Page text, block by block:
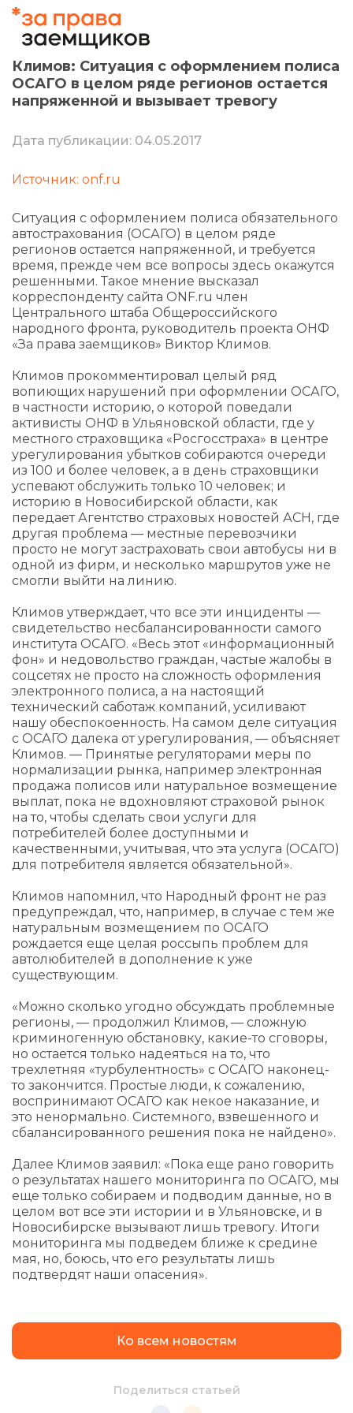
Климов: Ситуация с оформлением полиса
ОСАГО в целом ряде регионов остается
напряженной и вызывает тревогу
Дата публикации: 04.05.2017
Источник: onf.ru
Ситуация с оформлением полиса обязательного
автострахования (ОСАГО) в целом ряде
регионов остается напряженной, и требуется
время, прежде чем все вопросы здесь окажутся
решенными. Такое мнение высказал
корреспонденту сайта ONF.ru член
Центрального штаба Общероссийского
народного фронта, руководитель проекта ОНФ
«За права заемщиков» Виктор Климов.
Климов прокомментировал целый ряд
вопиющих нарушений при оформлении ОСАГО,
в частности историю, о которой поведали
активисты ОНФ в Ульяновской области, где у
местного страховщика «Росгосстраха» в центре
урегулирования убытков собираются очереди
из 100 и более человек, а в день страховщики
успевают обслужить только 10 человек; и
историю в Новосибирской области, как
передает Агентство страховых новостей АСН, где
другая проблема — местные перевозчики
просто не могут застраховать свои автобусы ни в
одной из фирм, и несколько маршрутов уже не
смогли выйти на линию.
Климов утверждает, что все эти инциденты —
свидетельство несбалансированности самого
института ОСАГО. «Весь этот «информационный
фон» и недовольство граждан, частые жалобы в
соцсетях не просто на сложность оформления
электронного полиса, а на настоящий
технический саботаж компаний, усиливают
нашу обеспокоенность. На самом деле ситуация
с ОСАГО далека от урегулирования, — объясняет
Климов. — Принятые регуляторами меры по
нормализации рынка, например электронная
продажа полисов или натуральное возмещение
выплат, пока не вдохновляют страховой рынок
на то, чтобы сделать свои услуги для
потребителей более доступными и
качественными, учитывая, что эта услуга (ОСАГО)
для потребителя является обязательной».
Климов напомнил, что Народный фронт не раз
предупреждал, что, например, в случае с тем же
натуральным возмещением по ОСАГО
рождается еще целая россыпь проблем для
автолюбителей в дополнение к уже
существующим.
«Можно сколько угодно обсуждать проблемные
регионы, — продолжил Климов, — сложную
криминогенную обстановку, какие-то сговоры,
но остается только надеяться на то, что
трехлетняя «турбулентность» с ОСАГО наконец-
то закончится. Простые люди, к сожалению,
воспринимают ОСАГО как некое наказание, и
это ненормально. Системного, взвешенного и
сбалансированного решения пока не найдено».
Далее Климов заявил: «Пока еще рано говорить
о результатах нашего мониторинга по ОСАГО, мы
еще только собираем и подводим данные, но в
целом вот все эти истории и в Ульяновске, и в
Новосибирске вызывают лишь тревогу. Итоги
мониторинга мы подведем ближе к средине
мая, но, боюсь, что его результаты лишь
подтвердят наши опасения».
Ко всем новостям
Поделиться статьей